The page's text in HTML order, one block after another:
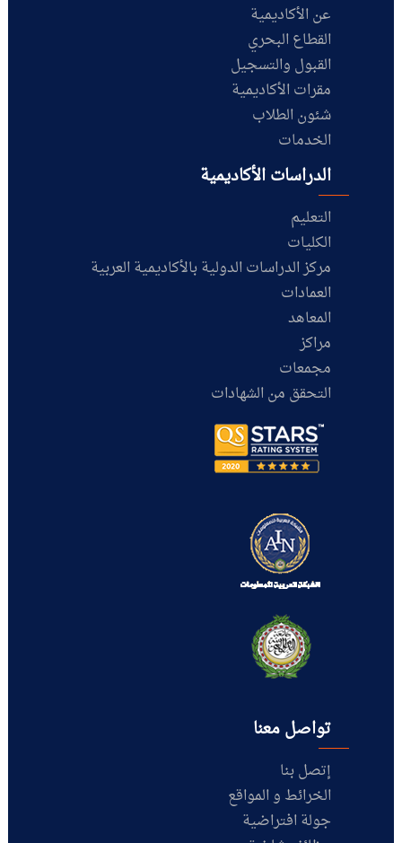
عن الأكاديمية
القطاع البحري
القبول والتسجيل
مقرات الأكاديمية
شئون الطلاب
الخدمات
الدراسات الأكاديمية
التعليم
الكليات
مركز الدراسات الدولية بالأكاديمية العربية
العمادات
المعاهد
مراكز
مجمعات
التحقق من الشهادات
تواصل معنا
إتصل بنا
الخرائط و المواقع
جولة افتراضية